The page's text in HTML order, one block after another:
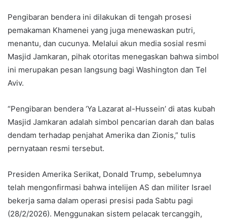
Pengibaran bendera ini dilakukan di tengah prosesi
pemakaman Khamenei yang juga menewaskan putri,
menantu, dan cucunya. Melalui akun media sosial resmi
Masjid Jamkaran, pihak otoritas menegaskan bahwa simbol
ini merupakan pesan langsung bagi Washington dan Tel
Aviv.
“Pengibaran bendera ‘Ya Lazarat al-Hussein’ di atas kubah
Masjid Jamkaran adalah simbol pencarian darah dan balas
dendam terhadap penjahat Amerika dan Zionis,” tulis
pernyataan resmi tersebut.
Presiden Amerika Serikat, Donald Trump, sebelumnya
telah mengonfirmasi bahwa intelijen AS dan militer Israel
bekerja sama dalam operasi presisi pada Sabtu pagi
(28/2/2026). Menggunakan sistem pelacak tercanggih,